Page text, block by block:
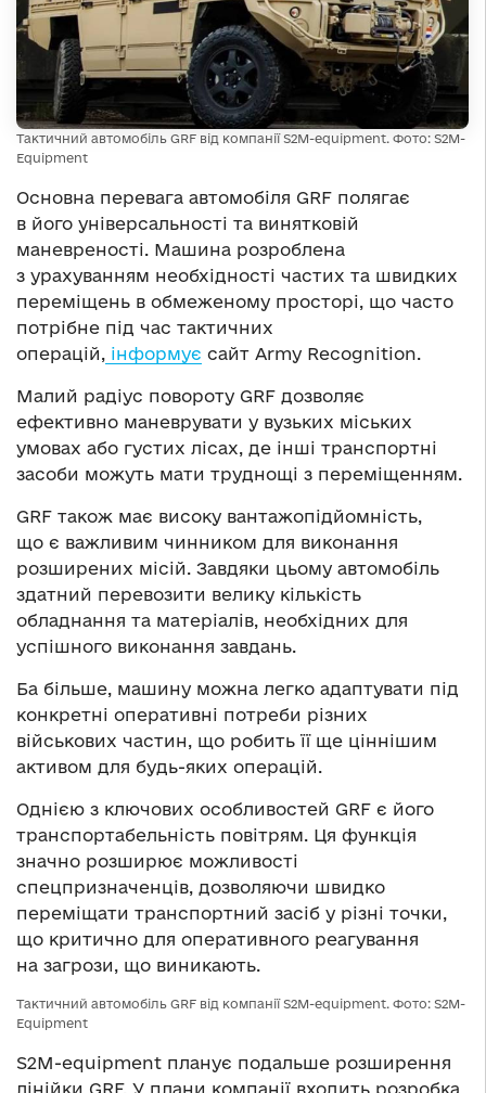
Тактичний автомобіль GRF від компанії S2M-equipment. Фото: S2M-
Equipment
Основна перевага автомобіля GRF полягає
в його універсальності та винятковій
маневреності. Машина розроблена
з урахуванням необхідності частих та швидких
переміщень в обмеженому просторі, що часто
потрібне під час тактичних
операцій, інформує сайт Army Recognition.
Малий радіус повороту GRF дозволяє
ефективно маневрувати у вузьких міських
умовах або густих лісах, де інші транспортні
засоби можуть мати труднощі з переміщенням.
GRF також має високу вантажопідйомність,
що є важливим чинником для виконання
розширених місій. Завдяки цьому автомобіль
здатний перевозити велику кількість
обладнання та матеріалів, необхідних для
успішного виконання завдань.
Ба більше, машину можна легко адаптувати під
конкретні оперативні потреби різних
військових частин, що робить її ще ціннішим
активом для будь-яких операцій.
Однією з ключових особливостей GRF є його
транспортабельність повітрям. Ця функція
значно розширює можливості
спецпризначенців, дозволяючи швидко
переміщати транспортний засіб у різні точки,
що критично для оперативного реагування
на загрози, що виникають.
Тактичний автомобіль GRF від компанії S2M-equipment. Фото: S2M-
Equipment
S2M-equipment планує подальше розширення